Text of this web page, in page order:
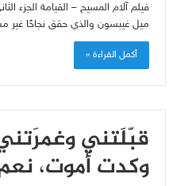
فيلم آلام المسيح – القيامة الجزء
ميل غيبسون والذي حقق نجاحًا
أكمل القراءة »
قبّلَتني
وكدت أموت،